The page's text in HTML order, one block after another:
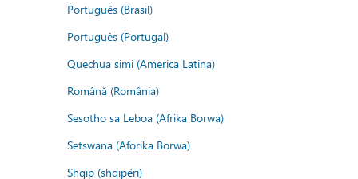
Português (Brasil)
Português (Portugal)
Quechua simi (America Latina)
Română (România)
Sesotho sa Leboa (Afrika Borwa)
Setswana (Aforika Borwa)
Shqip (shqipëri)